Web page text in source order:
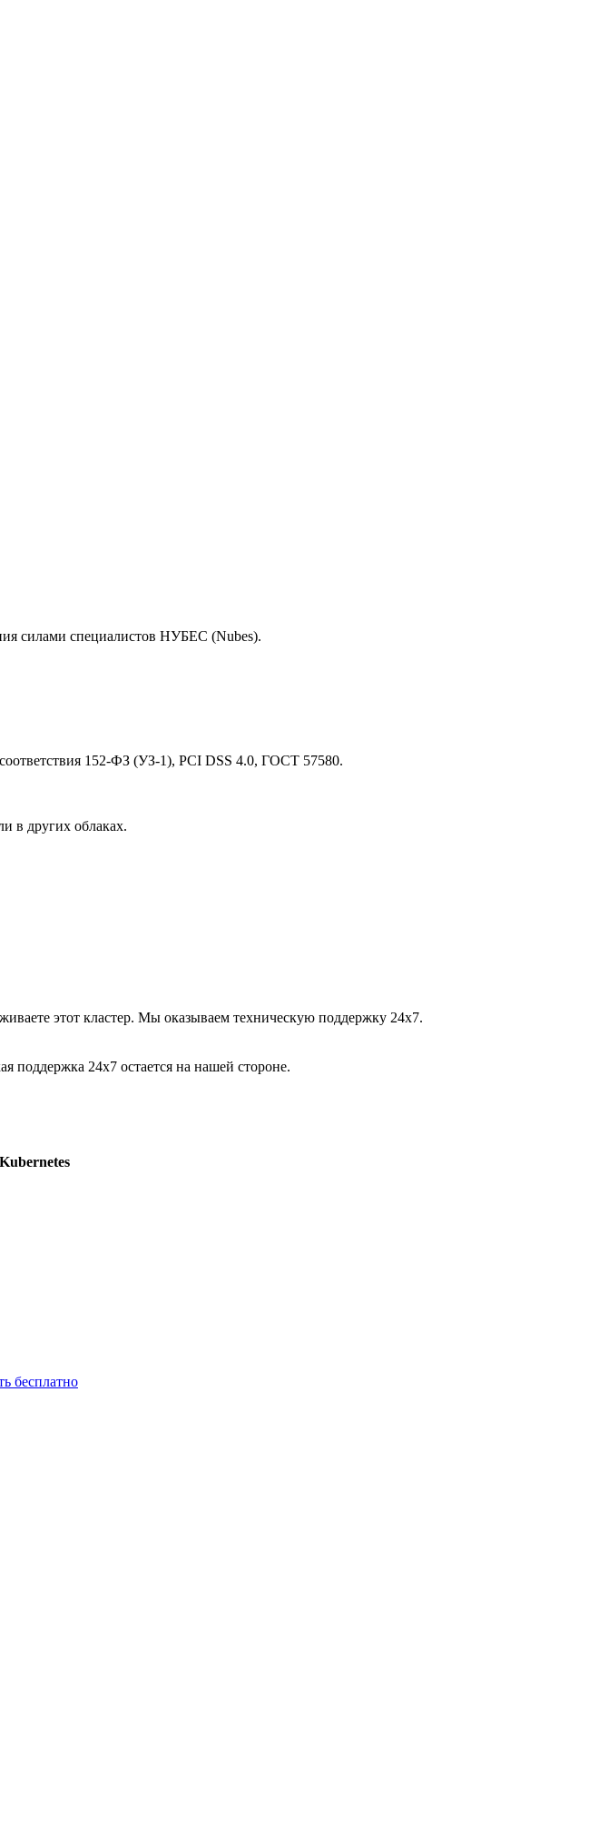
силами специалистов НУБЕС (Nubes).
152-ФЗ (УЗ-1), PCI DSS 4.0, ГОСТ 57580.
в других облаках.
этот кластер. Мы оказываем техническую поддержку 24х7.
поддержка 24х7 остается на нашей стороне.
бесплатно